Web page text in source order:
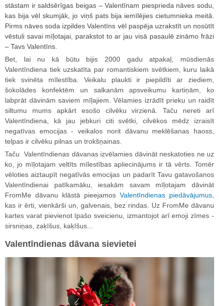
stāstam ir saldsērīgas beigas – Valentīnam piesprieda nāves sodu,
kas bija vēl skumjāk, jo viņš pats bija iemīlējies cietumnieka meitā.
Pirms nāves soda izpildes Valentīns vēl paspēja uzrakstīt un nosūtīt
vēstuli savai mīļotajai, parakstot to ar jau visā pasaulē zināmo frāzi
– Tavs Valentīns.
Bet, lai nu kā būtu bijis 2000 gadu atpakaļ, mūsdienās
Valentīndiena tiek uzskatīta par romantiskiem svētkiem, kuru laikā
tiek svinēta mīlestība. Veikalu plaukti ir piepildīti ar ziediem,
šokolādes konfektēm un salkanām apsveikumu kartiņām, ko
labprāt dāvinām saviem mīļajiem. Vēlamies izrādīt prieku un raidīt
siltumu mums apkārt esošo cilvēku virzienā. Taču nereti arī
Valentīndiena, kā jau jebkuri citi svētki, cilvēkos mēdz izraisīt
negatīvas emocijas - veikalos norit dāvanu meklēšanas haoss,
telpas ir cilvēku pilnas un trokšņainas.
Taču Valentīndienas dāvanas izvēlamies dāvināt neskatoties ne uz
ko, jo mīļotajam veltīts mīlestības apliecinājums ir tā vērts. Tomēr
vēloties aiztaupīt negatīvās emocijas un padarīt Tavu gatavošanos
Valentīndienai patīkamāku, iesakām savam mīļotajam dāvināt
FromMe dāvanu klāstā pieejamos Valentīndienas piedāvājumus
kas ir ērti, vienkārši un, galvenais, bez rindas. Uz FromMe dāvanu
kartes varat pievienot īpašo sveicienu, izmantojot arī emoji zīmes -
sirsniņas, zaķīšus, kaķīšus...
Valentīndienas dāvana sievietei